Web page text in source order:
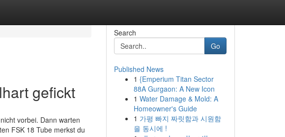
gefickt
vorbei. Dann warten
FSK 18 Tube merkst du
Search
Go
Published News
1 {Emperium Titan Sector
88A Gurgaon: A New Icon
1 Water Damage & Mold: A
Homeowner's Guide
1 가평 빠지 짜릿함과 시원함
을 동시에 !